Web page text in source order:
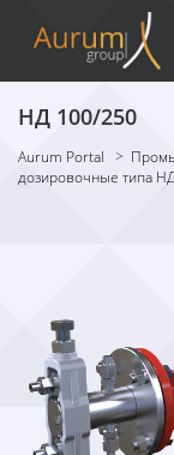
НД 100/250
Aurum Portal >
дозировочные типа